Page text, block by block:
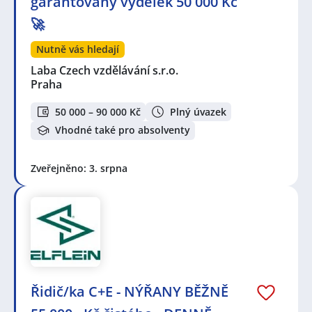
🚀
Nutně vás hledají
Laba Czech vzdělávání s.r.o.
Praha
50 000 – 90 000 Kč
Plný úvazek
Vhodné také pro absolventy
Zveřejněno: 3. srpna
Řidič/ka C+E - NÝŘANY BĚŽNĚ